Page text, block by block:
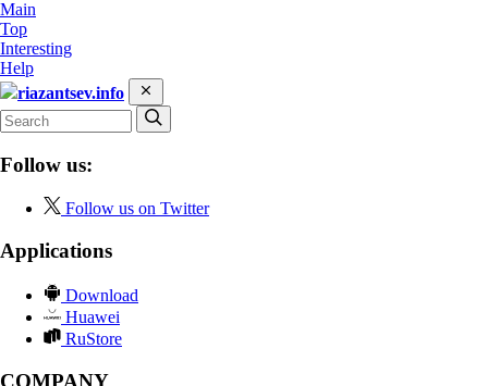
Main
Top
Interesting
Help
riazantsev.info
Follow us:
Follow us on Twitter
Applications
Download
Huawei
RuStore
COMPANY